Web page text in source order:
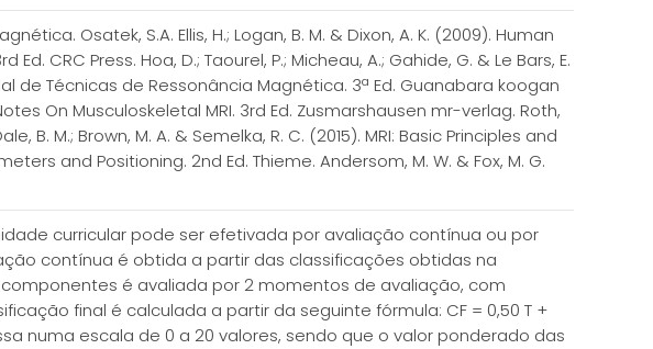
Osatek, S.A. Ellis, H.; Logan, B. M. & Dixon, A. K. (2009). Human
CRC Press. Hoa, D.; Taourel, P.; Micheau, A.; Gahide, G. & Le Bars, E.
de Técnicas de Ressonância Magnética. 3ª Ed. Guanabara koogan
On Musculoskeletal MRI. 3rd Ed. Zusmarshausen mr-verlag. Roth,
B. M.; Brown, M. A. & Semelka, R. C. (2015). MRI: Basic Principles and
and Positioning. 2nd Ed. Thieme. Andersom, M. W. & Fox, M. G.
curricular pode ser efetivada por avaliação contínua ou por
contínua é obtida a partir das classificações obtidas na
é avaliada por 2 momentos de avaliação, com
final é calculada a partir da seguinte fórmula: CF = 0,50 T +
numa escala de 0 a 20 valores, sendo que o valor ponderado das